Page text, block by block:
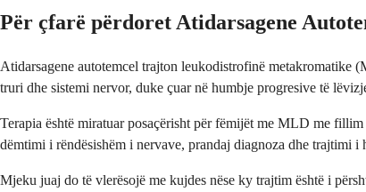
Për çfarë përdoret Atidarsagene
Atidarsagene autotemcel trajton leukodistrofinë metakromatike
truri dhe sistemi nervor, duke çuar në humbje progresive të
Terapia është miratuar posaçërisht për fëmijët me MLD me
dëmtimi i rëndësishëm i nervave, prandaj diagnoza dhe trajtimi i
Mjeku juaj do të vlerësojë me kujdes nëse ky trajtim është i